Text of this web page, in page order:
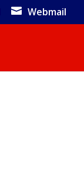
Webmail